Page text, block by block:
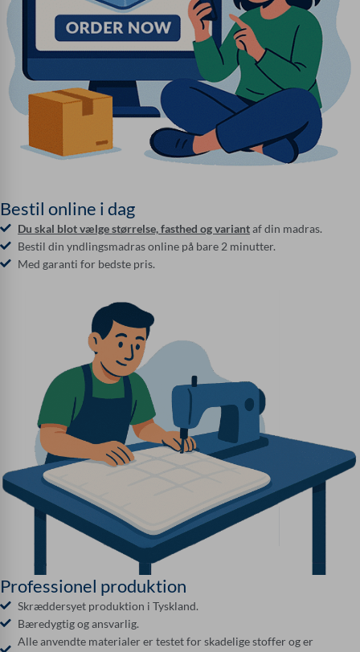
Bestil online i dag
Du skal blot vælgestørrelse, fasthed og variantaf din madras.
Bestil din yndlingsmadras online på bare 2 minutter.
Med garanti for bedste pris.
Professionel produktion
Skræddersyet produktion i Tyskland.
Bæredygtig og ansvarlig.
Alle anvendte materialer er testet for skadelige stoffer og er